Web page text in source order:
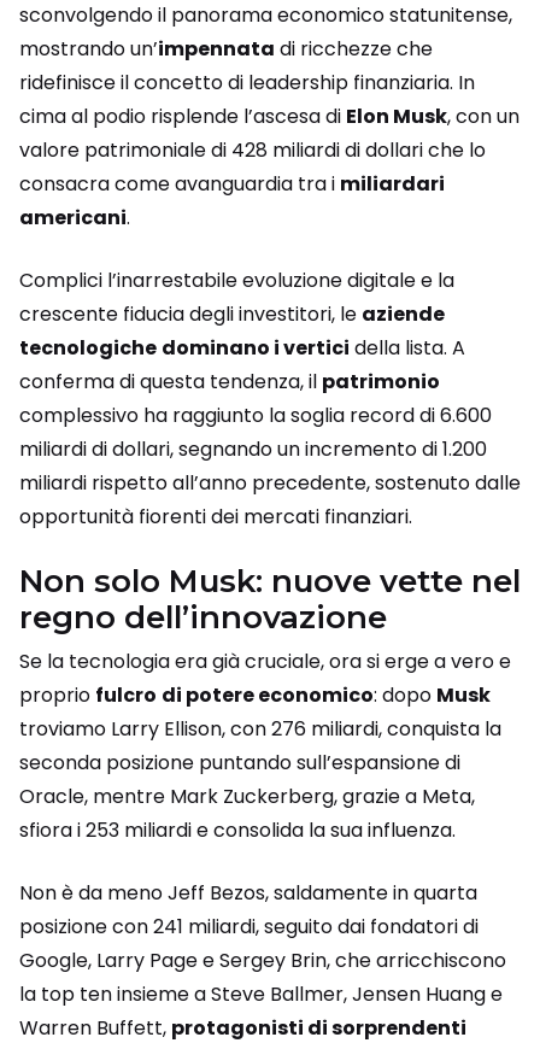
sconvolgendo il panorama economico statunitense,
mostrando un’impennata di ricchezze che
ridefinisce il concetto di leadership finanziaria. In
cima al podio risplende l’ascesa di Elon Musk, con un
valore patrimoniale di 428 miliardi di dollari che lo
consacra come avanguardia tra i miliardari
americani.
Complici l’inarrestabile evoluzione digitale e la
crescente fiducia degli investitori, le aziende
tecnologiche dominano i vertici della lista. A
conferma di questa tendenza, il patrimonio
complessivo ha raggiunto la soglia record di 6.600
miliardi di dollari, segnando un incremento di 1.200
miliardi rispetto all’anno precedente, sostenuto dalle
opportunità fiorenti dei mercati finanziari.
Non solo Musk: nuove vette nel
regno dell’innovazione
Se la tecnologia era già cruciale, ora si erge a vero e
proprio fulcro di potere economico: dopo Musk
troviamo Larry Ellison, con 276 miliardi, conquista la
seconda posizione puntando sull’espansione di
Oracle, mentre Mark Zuckerberg, grazie a Meta,
sfiora i 253 miliardi e consolida la sua influenza.
Non è da meno Jeff Bezos, saldamente in quarta
posizione con 241 miliardi, seguito dai fondatori di
Google, Larry Page e Sergey Brin, che arricchiscono
la top ten insieme a Steve Ballmer, Jensen Huang e
Warren Buffett, protagonisti di sorprendenti